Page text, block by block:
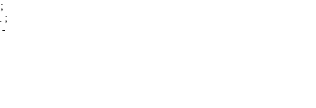
;